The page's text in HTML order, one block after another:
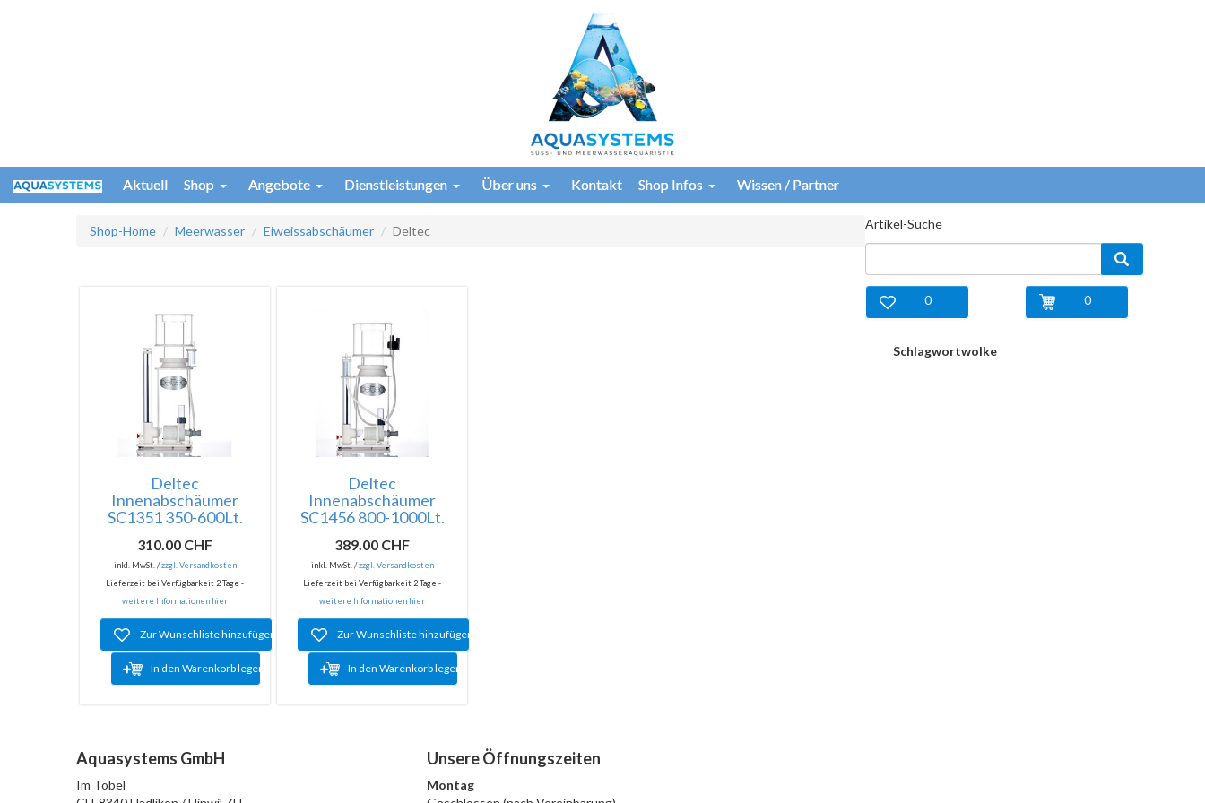
Aktuell Shop Angebote Dienstleistungen Über uns Kontakt Shop Infos Wissen / Partner
Shop-Home Meerwasser Eiweissabschäumer Deltec
Deltec
Innenabschäumer
SC1351 350-600Lt.
310.00 CHF
inkl. MwSt. /zzgl. Versandkosten
Lieferzeit bei Verfügbarkeit 2 Tage -
weitere Informationen hier
Zur Wunschliste hinzufügen
In den Warenkorb legen
Deltec
Innenabschäumer
SC1456 800-1000Lt.
389.00 CHF
inkl. MwSt. /zzgl. Versandkosten
Lieferzeit bei Verfügbarkeit 2 Tage -
weitere Informationen hier
Zur Wunschliste hinzufügen
In den Warenkorb legen
Artikel-Suche
0
0
Schlagwortwolke
Aquasystems GmbH
Im Tobel
Unsere Öffnungszeiten
Montag